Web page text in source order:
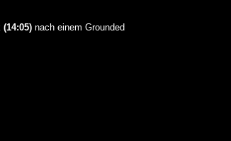
(14:05)nach einem Grounded